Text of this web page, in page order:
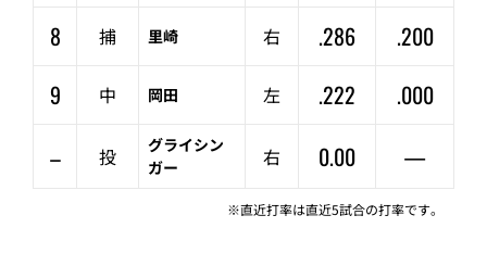
8
捕 里崎 右 .286
.200
9
中 岡田 左 .222
.000
–
投
グライシン
ガー
右 0.00 —
※直近打率は直近5試合の打率です。